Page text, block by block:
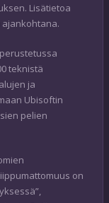
Lisätietoa
teknistä
ja
Ubisoftin
pelien
on